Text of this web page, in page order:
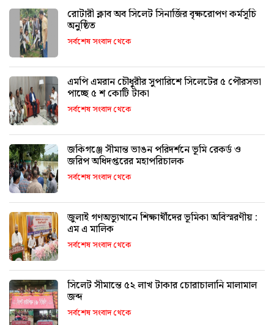
রোটারী ক্লাব অব সিলেট সিনার্জির বৃক্ষরোপণ কর্মসূচি
অনুষ্ঠিত
সর্বশেষ সংবাদ থেকে
এমপি এমরান চৌধুরীর সুপারিশে সিলেটের ৫ পৌরসভা
পাচ্ছে ৫ শ কোটি টাকা
সর্বশেষ সংবাদ থেকে
জকিগঞ্জে সীমান্ত ভাঙন পরিদর্শনে ভূমি রেকর্ড ও
জরিপ অধিদপ্তরের মহাপরিচালক
সর্বশেষ সংবাদ থেকে
জুলাই গণঅভ্যুত্থানে শিক্ষার্থীদের ভূমিকা অবিস্মরণীয় :
এম এ মালিক
সর্বশেষ সংবাদ থেকে
সিলেট সীমান্তে ৫২ লাখ টাকার চোরাচালানি মালামাল
জব্দ
সর্বশেষ সংবাদ থেকে